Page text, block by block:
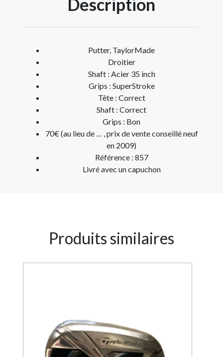
Description
Putter, TaylorMade
Droitier
Shaft : Acier 35 inch
Grips : SuperStroke
Tête : Correct
Shaft : Correct
Grips : Bon
70€ (au lieu de … , prix de vente conseillé neuf
en 2009)
Référence : 857
Livré avec un capuchon
Produits similaires